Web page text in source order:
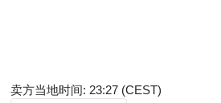
support, swivel 10°)
卖方当地时间: 23:27 (CEST)